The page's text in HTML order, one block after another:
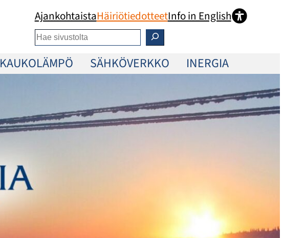
AjankohtaistaHäiriötiedotteetInfo in English
Etsi
KAUKOLÄMPÖ SÄHKÖVERKKO INERGIA